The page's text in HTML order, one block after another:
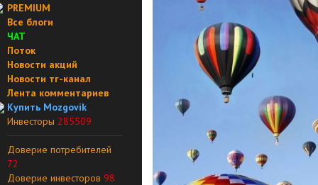
PREMIUM
Все блоги
ЧАТ
Поток
Новости акций
Новости тг-канал
Лента комментариев
Купить Mozgovik
Инвесторы 285509
Доверие потребителей
72
Доверие инвесторов 98